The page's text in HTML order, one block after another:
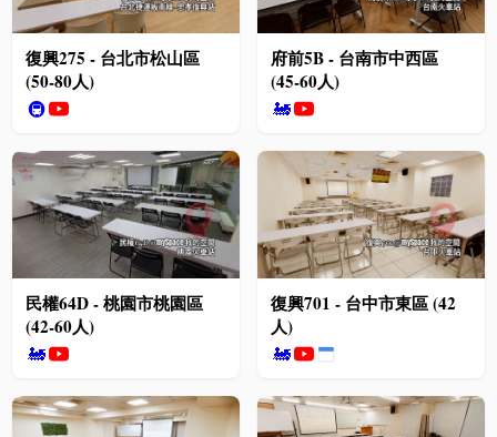
復興275 - 台北市松山區
(50-80人)
🚇
府前5B - 台南市中西區
(45-60人)
🚂
民權64D - 桃園市桃園區
(42-60人)
🚂
復興701 - 台中市東區 (42
人)
🚂